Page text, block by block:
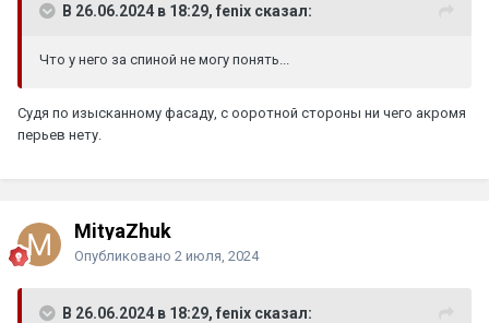
В 26.06.2024 в 18:29, fenix сказал:
Что у него за спиной не могу понять...
Судя по изысканному фасаду, с ооротной стороны ни чего акромя
перьев нету.
MityaZhuk
Опубликовано 2 июля, 2024
В 26.06.2024 в 18:29, fenix сказал: